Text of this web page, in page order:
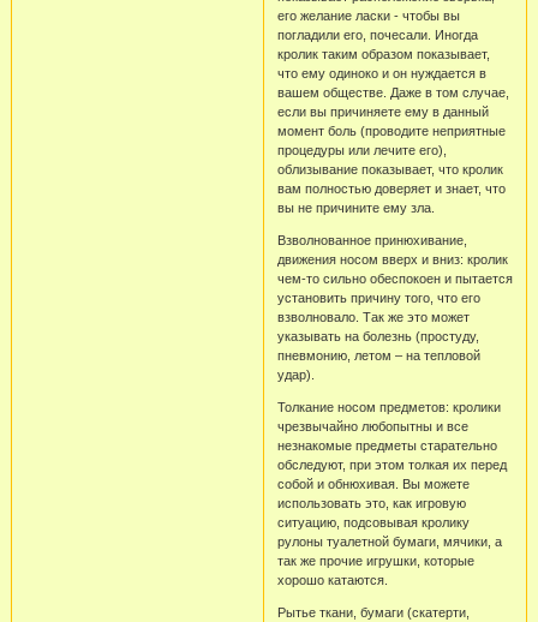
его желание ласки - чтобы вы
погладили его, почесали. Иногда
кролик таким образом показывает,
что ему одиноко и он нуждается в
вашем обществе. Даже в том случае,
если вы причиняете ему в данный
момент боль (проводите неприятные
процедуры или лечите его),
облизывание показывает, что кролик
вам полностью доверяет и знает, что
вы не причините ему зла.
Взволнованное принюхивание,
движения носом вверх и вниз: кролик
чем-то сильно обеспокоен и пытается
установить причину того, что его
взволновало. Так же это может
указывать на болезнь (простуду,
пневмонию, летом – на тепловой
удар).
Толкание носом предметов: кролики
чрезвычайно любопытны и все
незнакомые предметы старательно
обследуют, при этом толкая их перед
собой и обнюхивая. Вы можете
использовать это, как игровую
ситуацию, подсовывая кролику
рулоны туалетной бумаги, мячики, а
так же прочие игрушки, которые
хорошо катаются.
Рытье ткани, бумаги (скатерти,